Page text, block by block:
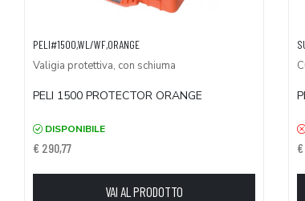
PELI#1500,WL/WF,ORANGE
Valigia protettiva, con schiuma
PELI 1500 PROTECTOR ORANGE
DISPONIBILE
€ 290,77
VAI AL PRODOTTO